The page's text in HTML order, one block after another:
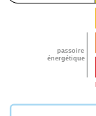
passoire
énergétique